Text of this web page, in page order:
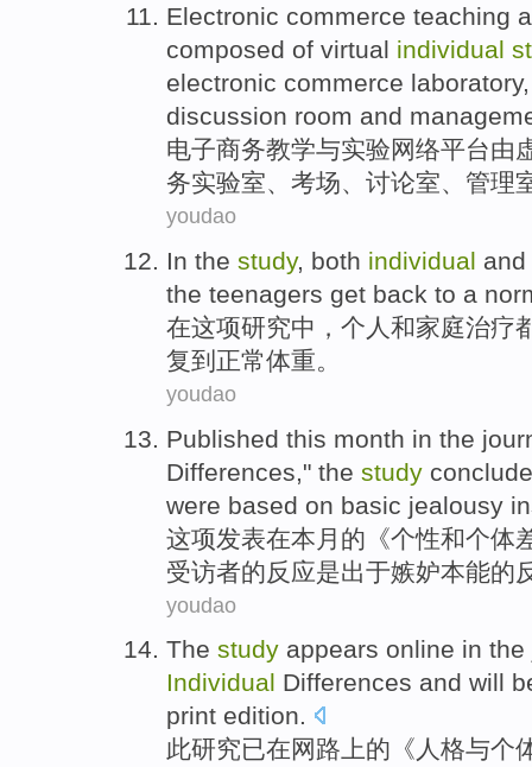
Electronic commerce teaching
composed of virtual individual
electronic commerce laboratory
discussion room and
电子商务教学与实验网络平台由
务实验室、 考场、 讨论室、 管理
youdao
In the study, both individual and
the teenagers get back to a
在这项研究中， 个人 和家庭治疗
复到 正常体重。
youdao
Published this month in the
Differences ," the study
were based on basic jealousy
这项发表在本月 的 《个性和个体
受访者的反应是出于嫉妒本能的
youdao
The study appears online in the
Individual Differences and will
print edition.
此研究已在网路 上的《 人格与个